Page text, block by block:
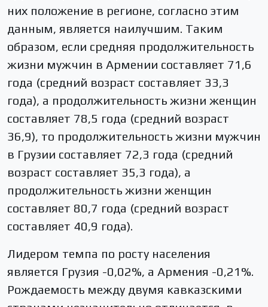
них положение в регионе, согласно этим
данным, является наилучшим. Таким
образом, если средняя продолжительность
жизни мужчин в Армении составляет 71,6
года (средний возраст составляет 33,3
года), а продолжительность жизни женщин
составляет 78,5 года (средний возраст
36,9), то продолжительность жизни мужчин
в Грузии составляет 72,3 года (средний
возраст составляет 35,3 года), а
продолжительность жизни женщин
составляет 80,7 года (средний возраст
составляет 40,9 года).
Лидером темпа по росту населения
является Грузия -0,02%, а Армения -0,21%.
Рождаемость между двумя кавказскими